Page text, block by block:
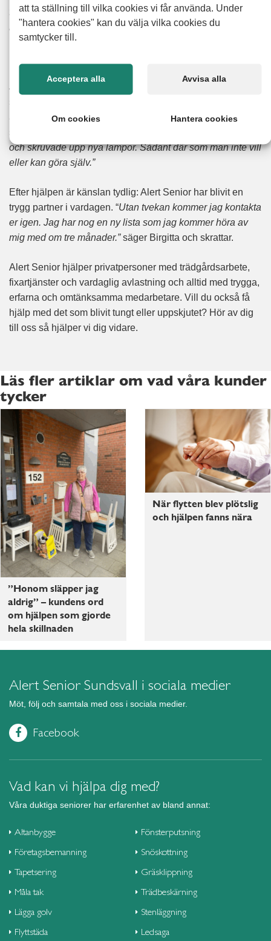
få grejer från början men det byggdes på eftersom han
kunde så mycket.”
Jag skulle absolut rekommendera Alert Senior.”
andra kan bli stora hinder när man inte längre vill klättra på
och skruvade upp nya lampor. Sådant där som man inte vill
eller kan göra själv.”
Efter hjälpen är känslan tydlig: Alert Senior har blivit en
trygg partner i vardagen. “Utan tvekan kommer jag kontakta
er igen. Jag har nog en ny lista som jag kommer höra av
mig med om tre månader.”säger Birgitta och skrattar.
Alert Senior hjälper privatpersoner med trädgårdsarbete,
fixartjänster och vardaglig avlastning och alltid med trygga,
erfarna och omtänksamma medarbetare. Vill du också få
hjälp med det som blivit tungt eller uppskjutet? Hör av dig
till oss så hjälper vi dig vidare.
Läs fler artiklar om vad våra kunder
tycker
”Honom släpper jag
aldrig” – kundens ord
om hjälpen som gjorde
hela skillnaden
När flytten blev plötslig
och hjälpen fanns nära
Alert Senior Sundsvall i sociala medier
Möt, följ och samtala med oss i sociala medier.
Facebook
Vad kan vi hjälpa dig med?
Våra duktiga seniorer har erfarenhet av bland annat:
Altanbygge
Företagsbemanning
Tapetsering
Måla tak
Lägga golv
Flyttstäda
Fönsterputsning
Snöskottning
Gräsklippning
Trädbeskärning
Stenläggning
Ledsaga
att ta ställning till vilka cookies vi får använda. Under
"hantera cookies" kan du välja vilka cookies du
samtycker till.
Acceptera alla Avvisa alla
Om cookies Hantera cookies